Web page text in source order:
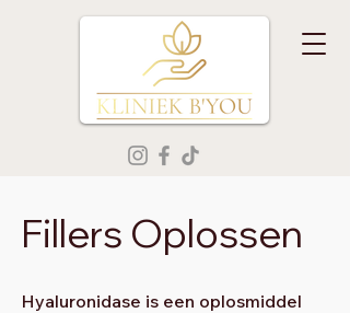
Fillers Oplossen
Hyaluronidase is een oplosmiddel